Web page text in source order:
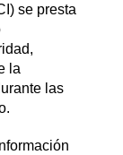
se presta
la
las